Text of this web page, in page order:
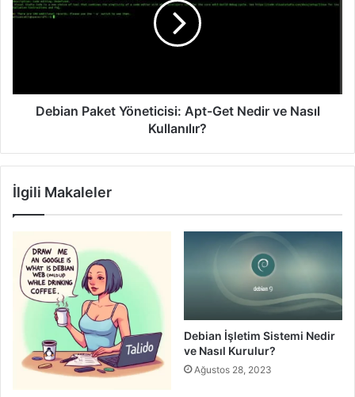
Apt-
Kullanılır?
Debian Paket Yöneticisi: Apt-Get Nedir ve Nasıl
Kullanılır?
İlgili Makaleler
Debian İşletim Sistemi Nedir
ve Nasıl Kurulur?
Ağustos 28, 2023